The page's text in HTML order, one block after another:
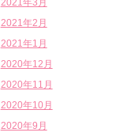
2021年3月
2021年2月
2021年1月
2020年12月
2020年11月
2020年10月
2020年9月